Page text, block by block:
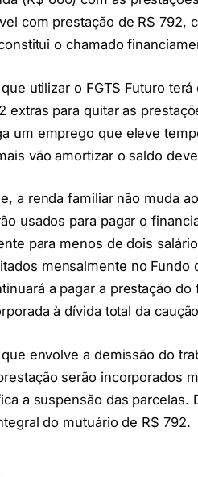
com prestação de R$ 792,
o chamado
utilizar o FGTS Futuro
extras para quitar as
um emprego que eleve
vão amortizar o saldo
a renda familiar não muda
usados para pagar o
para menos de dois
mensalmente no Fundo
a pagar a prestação
à dívida total da
envolve a demissão do
serão incorporados
a suspensão das parcelas.
do mutuário de R$ 792.